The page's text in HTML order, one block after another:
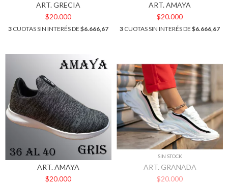
ART. GRECIA
$20.000
3 CUOTAS SIN INTERÉS DE $6.666,67
ART. AMAYA
$20.000
3 CUOTAS SIN INTERÉS DE $6.666,67
ART. AMAYA
$20.000
SIN STOCK
ART. GRANADA
$20.000